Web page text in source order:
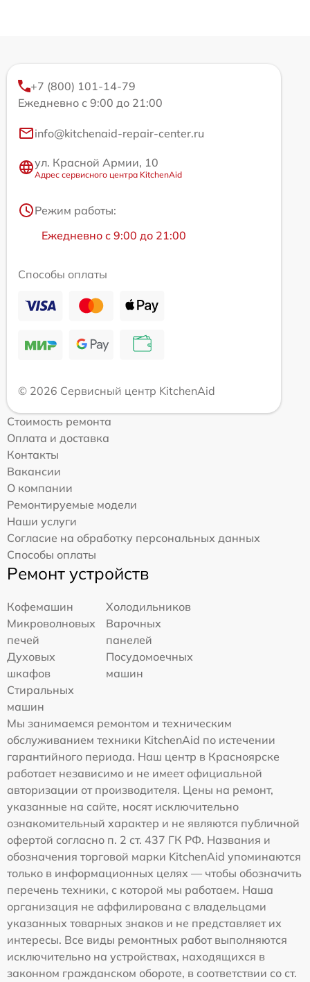
+7 (800) 101-14-79
Ежедневно с 9:00 до 21:00
info@kitchenaid-repair-center.ru
ул. Красной Армии, 10
Адрес сервисного центра KitchenAid
Режим работы:
Ежедневно с 9:00 до 21:00
Способы оплаты
© 2026 Сервисный центр KitchenAid
Стоимость ремонта
Оплата и доставка
Контакты
Вакансии
О компании
Ремонтируемые модели
Наши услуги
Согласие на обработку персональных данных
Способы оплаты
Ремонт устройств
Кофемашин
Холодильников
Микроволновых
печей
Варочных
панелей
Духовых
шкафов
Посудомоечных
машин
Стиральных
машин
Мы занимаемся ремонтом и техническим
обслуживанием техники KitchenAid по истечении
гарантийного периода. Наш центр в Красноярске
работает независимо и не имеет официальной
авторизации от производителя. Цены на ремонт,
указанные на сайте, носят исключительно
ознакомительный характер и не являются публичной
офертой согласно п. 2 ст. 437 ГК РФ. Названия и
обозначения торговой марки KitchenAid упоминаются
только в информационных целях — чтобы обозначить
перечень техники, с которой мы работаем. Наша
организация не аффилирована с владельцами
указанных товарных знаков и не представляет их
интересы. Все виды ремонтных работ выполняются
исключительно на устройствах, находящихся в
законном гражданском обороте, в соответствии со ст.